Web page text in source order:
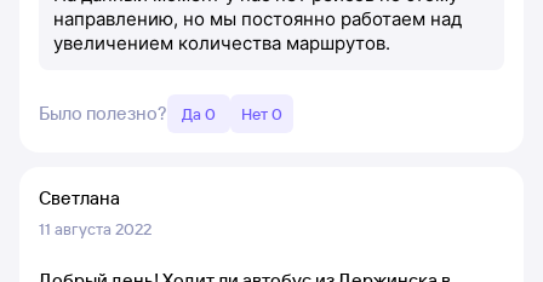
направлению, но мы постоянно работаем над
увеличением количества маршрутов.
Было полезно? Да 0 Нет 0
Светлана
11 августа 2022